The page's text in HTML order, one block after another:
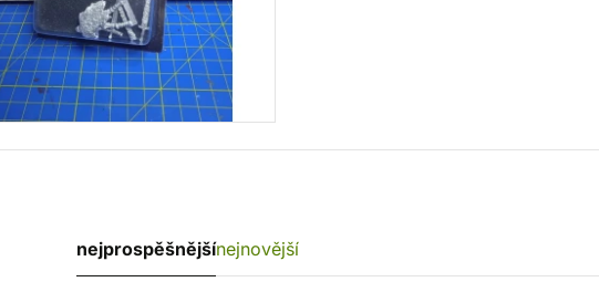
nejprospěšnějšínejnovější